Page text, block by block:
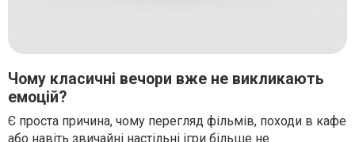
Чому класичні вечори вже не викликають
емоцій?
Є проста причина, чому перегляд фільмів, походи в кафе
або навіть звичайні настільні ігри більше не